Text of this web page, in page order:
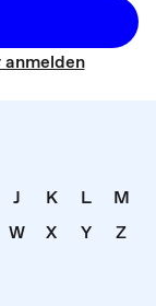
anmelden
J K L
M
W X Y Z